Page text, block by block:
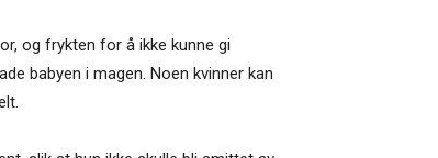
og frykten for å ikke kunne gi
babyen i magen. Noen kvinner kan